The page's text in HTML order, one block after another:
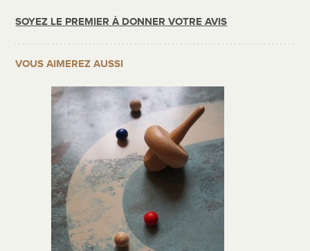
SOYEZ LE PREMIER À DONNER VOTRE AVIS
VOUS AIMEREZ AUSSI